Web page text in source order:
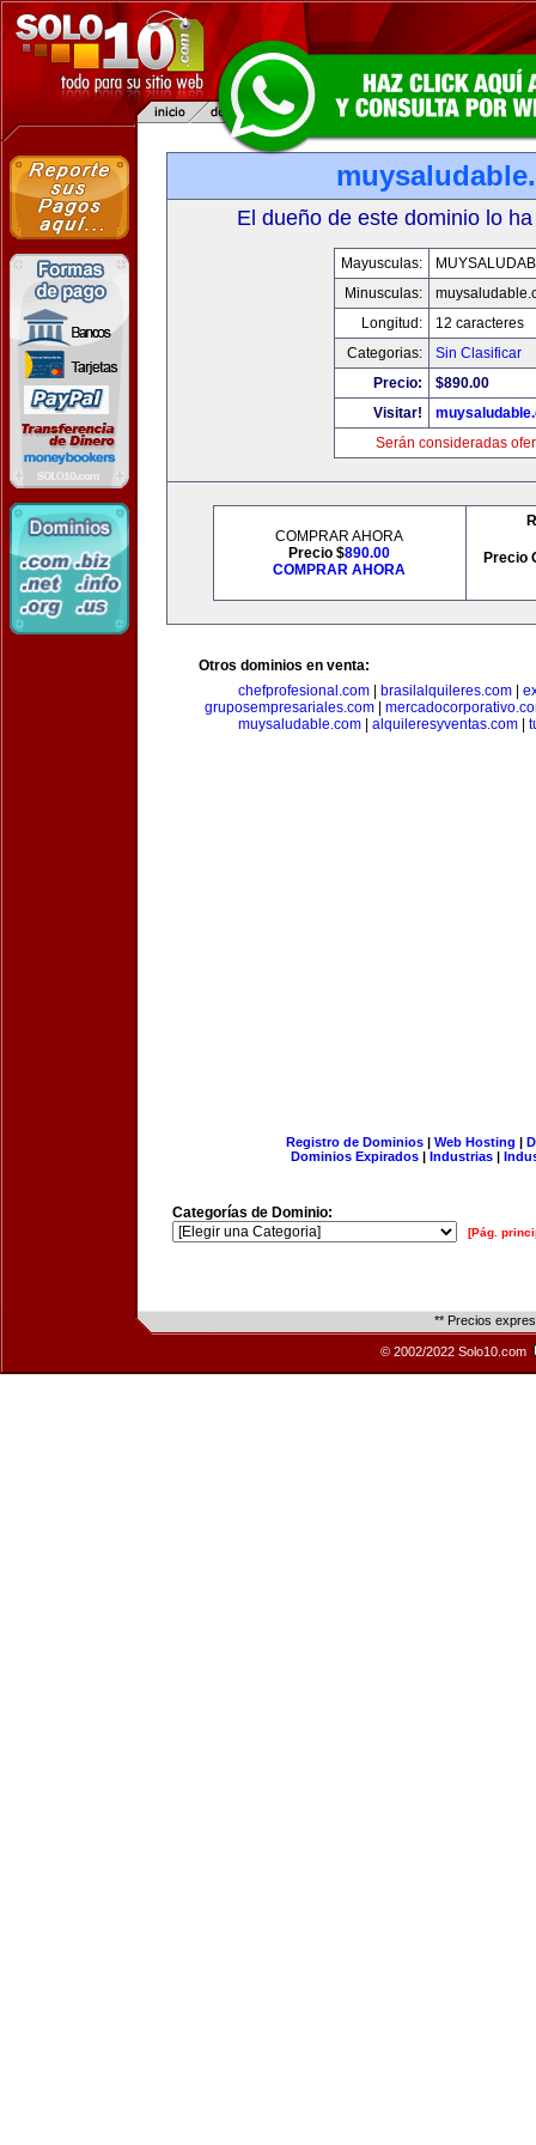
El dueño de este dominio lo
Mayusculas:
Minusculas:
Longitud:
12 caracteres
Categorias:
Sin Clasificar
Precio:
$890.00
Visitar!
Serán consideradas
COMPRAR AHORA
Precio $890.00
COMPRAR AHORA
Precio
Otros dominios en venta:
chefprofesional.com
brasilalquileres.com
gruposempresariales.com
muysaludable.com
alquileresyventas.com
Registro de Dominios| Web Hosting |
Dominios Expirados | Industrias |
Categorías de Dominio:
[Pág.
** Precios
© 2002/2022 Solo10.com